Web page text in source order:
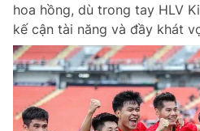
hoa hồng, dù trong tay HLV
kế cận tài năng và đầy khát